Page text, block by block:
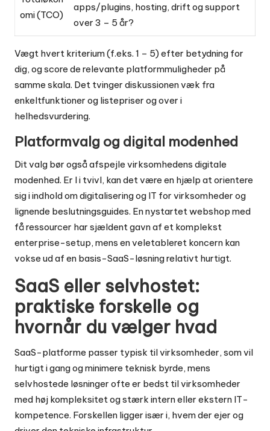
omi (TCO)
apps/plugins, hosting, drift og support
over 3 – 5 år?
Vægt hvert kriterium (f.eks. 1 – 5) efter betydning for
dig, og score de relevante platformmuligheder på
samme skala. Det tvinger diskussionen væk fra
enkeltfunktioner og listepriser og over i
helhedsvurdering.
Platformvalg og digital modenhed
Dit valg bør også afspejle virksomhedens digitale
modenhed. Er I i tvivl, kan det være en hjælp at orientere
sig i indhold omdigitalisering og IT for virksomheder og
lignende beslutningsguides. En nystartet webshop med
få ressourcer har sjældent gavn af et komplekst
enterprise-setup, mens en veletableret koncern kan
vokse ud af en basis-SaaS-løsning relativt hurtigt.
SaaS eller selvhostet:
praktiske forskelle og
hvornår du vælger hvad
SaaS-platforme passer typisk til virksomheder, som vil
hurtigt i gang og minimere teknisk byrde, mens
selvhostede løsninger ofte er bedst til virksomheder
med høj kompleksitet og stærk intern eller ekstern IT-
kompetence. Forskellen ligger især i, hvem der ejer og